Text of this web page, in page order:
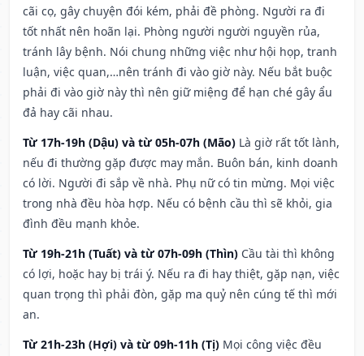
cãi cọ, gây chuyện đói kém, phải đề phòng. Người ra đi
tốt nhất nên hoãn lại. Phòng người người nguyền rủa,
tránh lây bệnh. Nói chung những việc như hội họp, tranh
luận, việc quan,…nên tránh đi vào giờ này. Nếu bắt buộc
phải đi vào giờ này thì nên giữ miệng để hạn ché gây ẩu
đả hay cãi nhau.
Từ 17h-19h (Dậu) và từ 05h-07h (Mão) Là giờ rất tốt lành,
nếu đi thường gặp được may mắn. Buôn bán, kinh doanh
có lời. Người đi sắp về nhà. Phụ nữ có tin mừng. Mọi việc
trong nhà đều hòa hợp. Nếu có bệnh cầu thì sẽ khỏi, gia
đình đều mạnh khỏe.
Từ 19h-21h (Tuất) và từ 07h-09h (Thìn) Cầu tài thì không
có lợi, hoặc hay bị trái ý. Nếu ra đi hay thiệt, gặp nạn, việc
quan trọng thì phải đòn, gặp ma quỷ nên cúng tế thì mới
an.
Từ 21h-23h (Hợi) và từ 09h-11h (Tị) Mọi công việc đều